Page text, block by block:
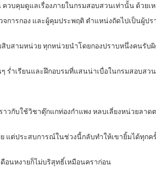
วบคุมดูแลเรื่องภายในกรมสอบสวนเท่านั้น ด้วย
การกอง และผู้คุมประพฤติ ตำแหน่งถัดไปเป็นผู้ป
บสามหน่วย ทุกหน่วยนำโดยกองปราบหนึ่งคนรั
ร่ำเรียนและฝึกอบรมที่แสนน่าเบื่อในกรมสอบส
วกับใช้วิชาตุ๊กแกท่องกำแพง หลบเลี่ยงหน่วยลาด
แต่ประสบการณ์ในช่วงนี้กลับทำให้เขายิ้มได้ทุกค
อนหงายก็ไม่บริสุทธิ์เหมือนคราก่อน